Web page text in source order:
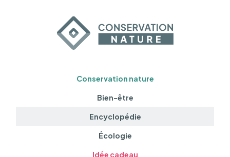
Conservation nature
Bien-être
Encyclopédie
Écologie
Idée cadeau